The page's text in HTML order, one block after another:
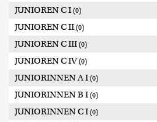
JUNIOREN C I (0)
JUNIOREN C II (0)
JUNIOREN C III (0)
JUNIOREN C IV(0)
JUNIORINNEN A I (0)
JUNIORINNEN B I (0)
JUNIORINNEN C I (0)